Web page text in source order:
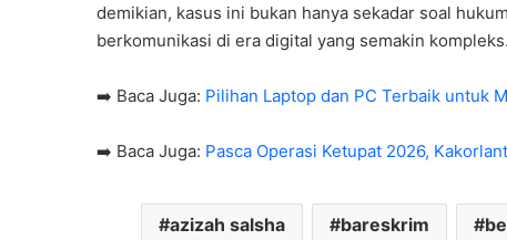
demikian, kasus ini bukan hanya sekadar soal
berkomunikasi di era digital yang semakin kompleks.
➡️ Baca Juga: Pilihan Laptop dan PC Terbaik untuk
➡️ Baca Juga: Pasca Operasi Ketupat 2026,
azizah salsha bareskrim